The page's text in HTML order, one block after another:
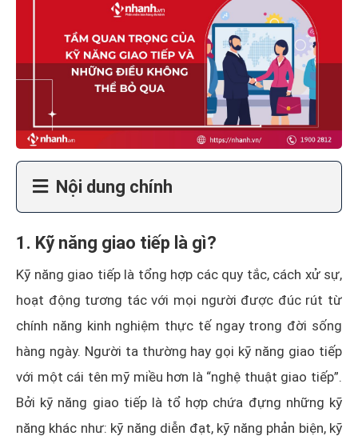
Nội dung chính
1. Kỹ năng giao tiếp là gì?
Kỹ năng giao tiếp là tổng hợp các quy tắc, cách xử sự,
hoạt động tương tác với mọi người được đúc rút từ
chính năng kinh nghiệm thực tế ngay trong đời sống
hàng ngày. Người ta thường hay gọi kỹ năng giao tiếp
với một cái tên mỹ miều hơn là “nghệ thuật giao tiếp”.
Bởi kỹ năng giao tiếp là tổ hợp chứa đựng những kỹ
năng khác như: kỹ năng diễn đạt, kỹ năng phản biện, kỹ